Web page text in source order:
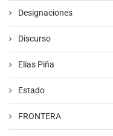
Designaciones
Discurso
Elias Piña
Estado
FRONTERA